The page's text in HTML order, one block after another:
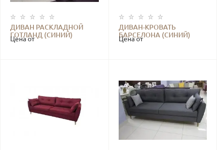
ДИВАН РАСКЛАДНОЙ
ГОТЛАНД (СИНИЙ)
Цена от
ДИВАН-КРОВАТЬ
БАРСЕЛОНА (СИНИЙ)
Цена от